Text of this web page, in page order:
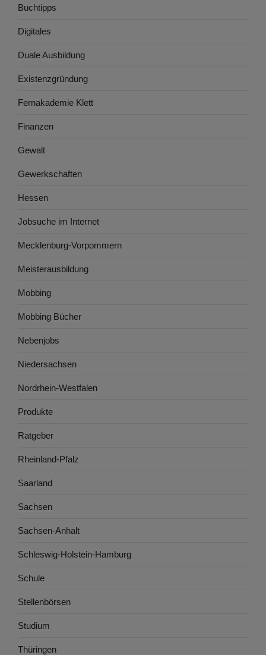
Buchtipps
Digitales
Duale Ausbildung
Existenzgründung
Fernakademie Klett
Finanzen
Gewalt
Gewerkschaften
Hessen
Jobsuche im Internet
Mecklenburg-Vorpommern
Meisterausbildung
Mobbing
Mobbing Bücher
Nebenjobs
Niedersachsen
Nordrhein-Westfalen
Produkte
Ratgeber
Rheinland-Pfalz
Saarland
Sachsen
Sachsen-Anhalt
Schleswig-Holstein-Hamburg
Schule
Stellenbörsen
Studium
Thüringen